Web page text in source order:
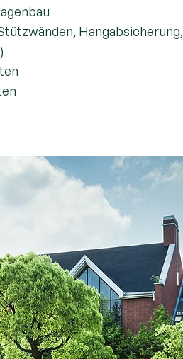
Hangabsicherung,